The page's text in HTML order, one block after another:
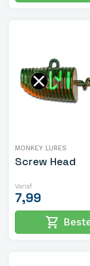
MONKEY LURES
Screw Head
Vanaf
7,99
shopping_cart